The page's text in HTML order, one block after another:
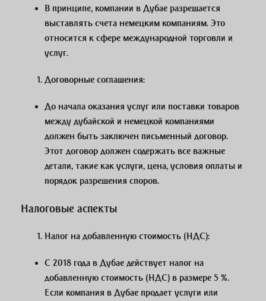
В принципе, компании в Дубае разрешается
выставлять счета немецким компаниям. Это
относится к сфере международной торговли и
услуг.
Договорные соглашения:
До начала оказания услуг или поставки товаров
между дубайской и немецкой компаниями
должен быть заключен письменный договор.
Этот договор должен содержать все важные
детали, такие как услуги, цена, условия оплаты и
порядок разрешения споров.
Налоговые аспекты
Налог на добавленную стоимость (НДС):
С 2018 года в Дубае действует налог на
добавленную стоимость (НДС) в размере 5 %.
Если компания в Дубае продает услуги или